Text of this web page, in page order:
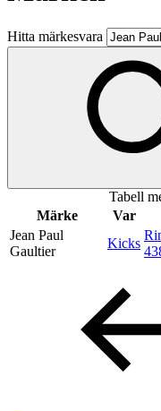
Butiker
Mat och dryck
Evenemang
Kundklubb
Inspiration
Hitta märkesvara
Tabell
Märke
Var
Jean Paul
Gaultier
Kicks